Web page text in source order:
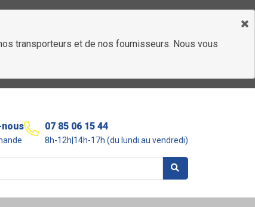
transporteurs et de nos fournisseurs. Nous vous
07 85 06 15 44
8h-12h|14h-17h (du lundi au vendredi)